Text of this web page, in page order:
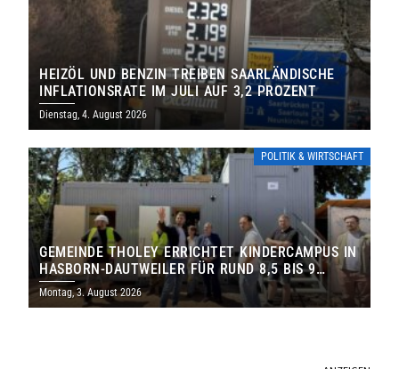
HEIZÖL UND BENZIN TREIBEN SAARLÄNDISCHE
INFLATIONSRATE IM JULI AUF 3,2 PROZENT
Dienstag, 4. August 2026
POLITIK & WIRTSCHAFT
GEMEINDE THOLEY ERRICHTET KINDERCAMPUS IN
HASBORN-DAUTWEILER FÜR RUND 8,5 BIS 9
MILLIONEN EURO
Montag, 3. August 2026